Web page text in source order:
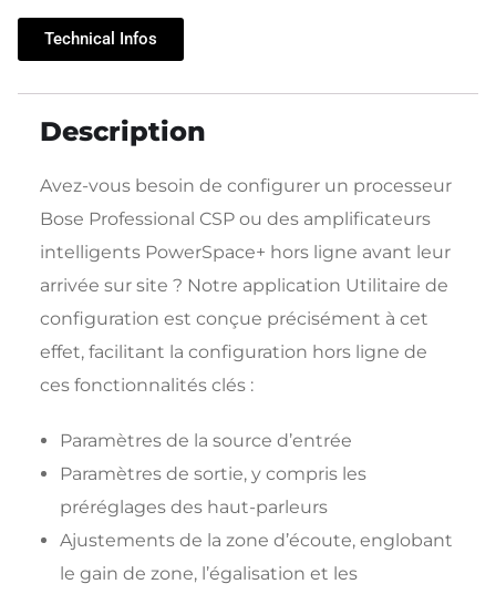
Technical Infos
Description
Avez-vous besoin de configurer un processeur
Bose Professional CSP ou des amplificateurs
intelligents PowerSpace+ hors ligne avant leur
arrivée sur site ? Notre application Utilitaire de
configuration est conçue précisément à cet
effet, facilitant la configuration hors ligne de
ces fonctionnalités clés :
Paramètres de la source d’entrée
Paramètres de sortie, y compris les
préréglages des haut-parleurs
Ajustements de la zone d’écoute, englobant
le gain de zone, l’égalisation et les